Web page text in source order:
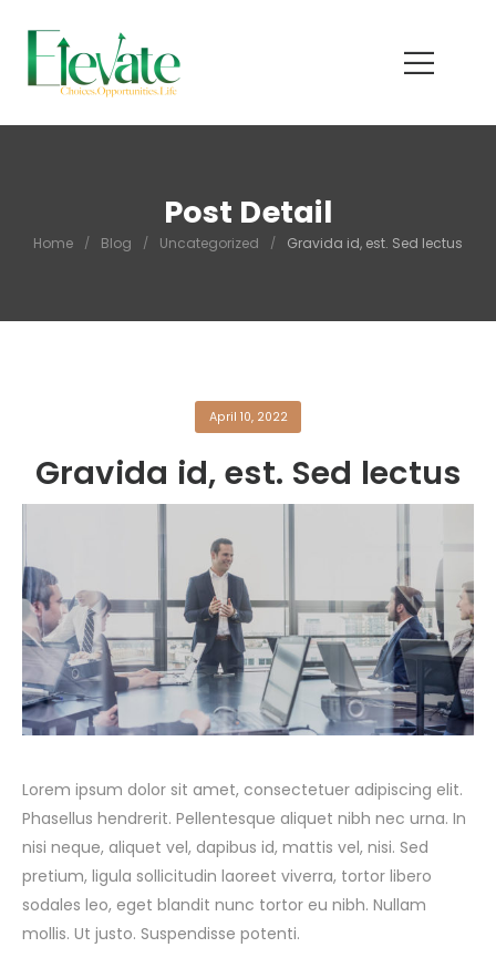
Post Detail
Home / Blog / Uncategorized / Gravida id, est. Sed lectus
April 10, 2022
Gravida id, est. Sed lectus
Lorem ipsum dolor sit amet, consectetuer adipiscing elit.
Phasellus hendrerit. Pellentesque aliquet nibh nec urna. In
nisi neque, aliquet vel, dapibus id, mattis vel, nisi. Sed
pretium, ligula sollicitudin laoreet viverra, tortor libero
sodales leo, eget blandit nunc tortor eu nibh. Nullam
mollis. Ut justo. Suspendisse potenti.